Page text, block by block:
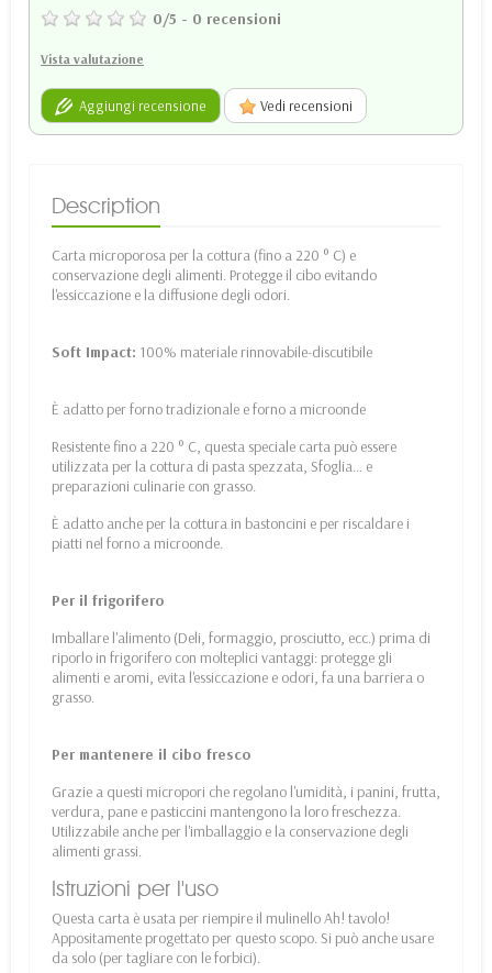
0/5 - 0 recensioni
Vista valutazione
Aggiungi recensione Vedi recensioni
Description
Carta microporosa per la cottura (fino a 220 ° C) e
conservazione degli alimenti. Protegge il cibo evitando
l'essiccazione e la diffusione degli odori.
Soft Impact: 100% materiale rinnovabile-discutibile
È adatto per forno tradizionale e forno a microonde
Resistente fino a 220 ° C, questa speciale carta può essere
utilizzata per la cottura di pasta spezzata, Sfoglia... e
preparazioni culinarie con grasso.
È adatto anche per la cottura in bastoncini e per riscaldare i
piatti nel forno a microonde.
Per il frigorifero
Imballare l'alimento (Deli, formaggio, prosciutto, ecc.) prima di
riporlo in frigorifero con molteplici vantaggi: protegge gli
alimenti e aromi, evita l'essiccazione e odori, fa una barriera o
grasso.
Per mantenere il cibo fresco
Grazie a questi micropori che regolano l'umidità, i panini, frutta,
verdura, pane e pasticcini mantengono la loro freschezza.
Utilizzabile anche per l'imballaggio e la conservazione degli
alimenti grassi.
Istruzioni per l'uso
Questa carta è usata per riempire il mulinello Ah! tavolo!
Appositamente progettato per questo scopo. Si può anche usare
da solo (per tagliare con le forbici).